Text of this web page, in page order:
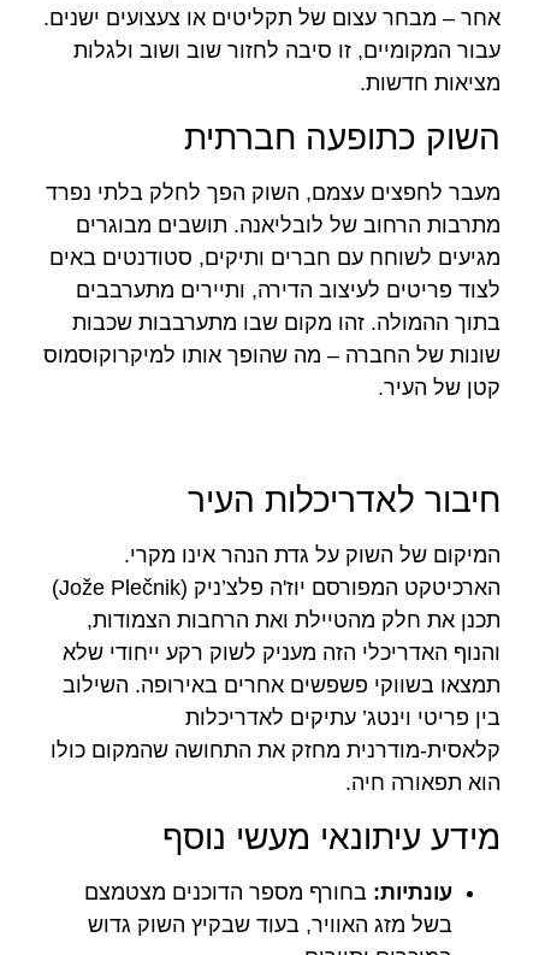
אחר – מבחר עצום של תקליטים או צעצועים ישנים.
עבור המקומיים, זו סיבה לחזור שוב ושוב ולגלות
מציאות חדשות.
השוק כתופעה חברתית
מעבר לחפצים עצמם, השוק הפך לחלק בלתי נפרד
מתרבות הרחוב של לובליאנה. תושבים מבוגרים
מגיעים לשוחח עם חברים ותיקים, סטודנטים באים
לצוד פריטים לעיצוב הדירה, ותיירים מתערבבים
בתוך ההמולה. זהו מקום שבו מתערבבות שכבות
שונות של החברה – מה שהופך אותו למיקרוקוסמוס
קטן של העיר.
חיבור לאדריכלות העיר
המיקום של השוק על גדת הנהר אינו מקרי.
הארכיטקט המפורסם יוז'ה פלצ’ניק (Jože Plečnik)
תכנן את חלק מהטיילת ואת הרחבות הצמודות,
והנוף האדריכלי הזה מעניק לשוק רקע ייחודי שלא
תמצאו בשווקי פשפשים אחרים באירופה. השילוב
בין פריטי וינטג’ עתיקים לאדריכלות
קלאסית-מודרנית מחזק את התחושה שהמקום כולו
הוא תפאורה חיה.
מידע עיתונאי מעשי נוסף
עונתיות: בחורף מספר הדוכנים מצטמצם
בשל מזג האוויר, בעוד שבקיץ השוק גדוש